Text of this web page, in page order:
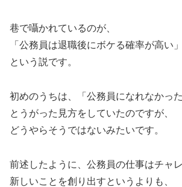
巷で囁かれているのが、
「公務員は退職後にボケる確率が高い」
という説です。
初めのうちは、「公務員になれなかっ
とうがった見方をしていたのですが、
どうやらそうではないみたいです。
前述したように、公務員の仕事はチャ
新しいことを創り出すというよりも、